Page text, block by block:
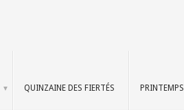
QUINZAINE DES FIERTÉS